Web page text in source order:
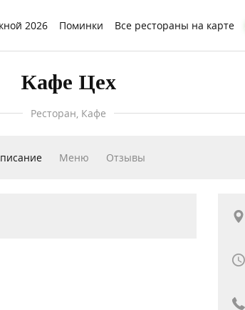
2026 Поминки Все рестораны на карте
Кафе Цех
Ресторан, Кафе
Меню Отзывы